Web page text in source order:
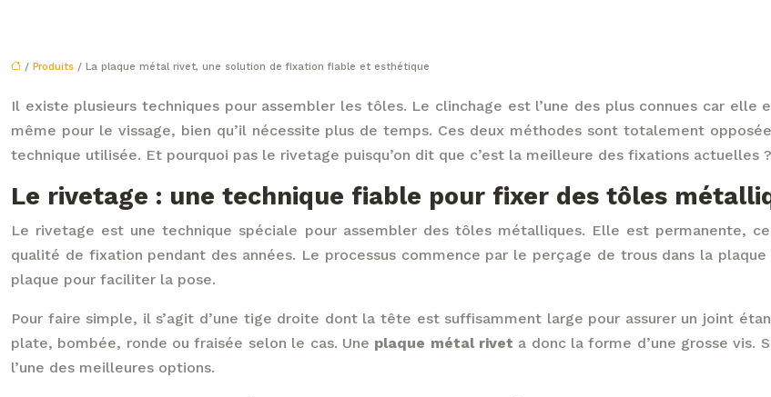
/ Produits / La plaque métal rivet, une solution de fixation fiable et esthétique
Il existe plusieurs techniques pour assembler les tôles. Le clinchage est l’une des plus connues car
même pour le vissage, bien qu’il nécessite plus de temps. Ces deux méthodes sont totalement
technique utilisée. Et pourquoi pas le rivetage puisqu’on dit que c’est la meilleure des fixations actuelles ?
Le rivetage : une technique fiable pour fixer des tôles
Le rivetage est une technique spéciale pour assembler des tôles métalliques. Elle est permanente,
qualité de fixation pendant des années. Le processus commence par le perçage de trous dans la
plaque pour faciliter la pose.
Pour faire simple, il s’agit d’une tige droite dont la tête est suffisamment large pour assurer un joint
plate, bombée, ronde ou fraisée selon le cas. Une plaque métal rivet a donc la forme d’une grosse vis.
l’une des meilleures options.